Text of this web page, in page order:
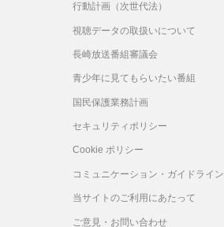
行動計画（次世代法）
視聴データの取扱いについて
長崎放送番組審議会
青少年に見てもらいたい番組
国民保護業務計画
セキュリティポリシー
Cookie ポリシー
コミュニケーション・ガイドライン
当サイトのご利用にあたって
ご意見・お問い合わせ